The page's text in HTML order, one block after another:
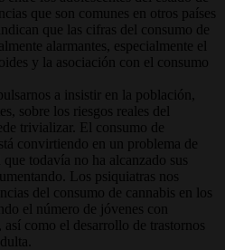
que son comunes en otros países
que las cifras del consumo de
alarmantes, especialmente el
y la asociación con el consumo
a insistir en la población,
sobre los riesgos reales del
trivializar. El consumo de
convirtiendo en un problema de
todavía no ha alcanzado sus
Los psiquiatras nos
del consumo de cannabis en los
el número de jóvenes con
como el desarrollo de trastornos